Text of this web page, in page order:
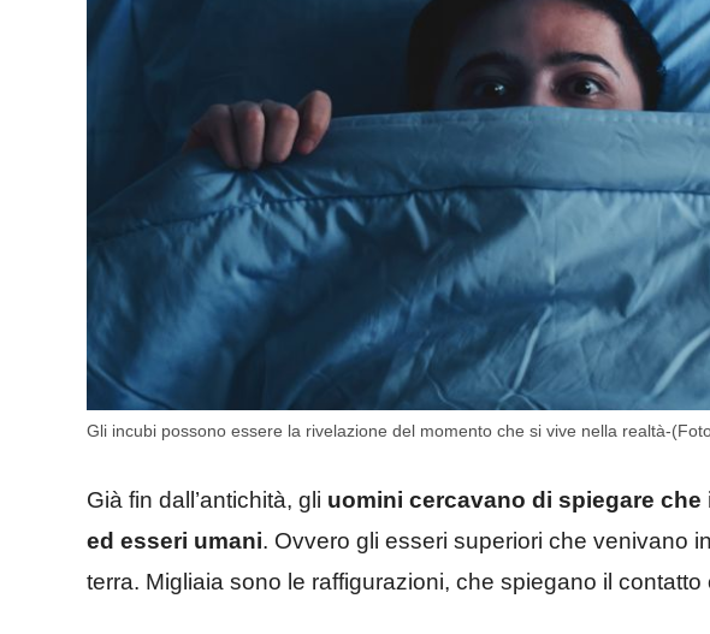
Gli incubi possono essere la rivelazione del momento che si vive nella realtà-
Già fin dall’antichità, gli uomini cercavano di spiegare
ed esseri umani. Ovvero gli esseri superiori che venivano
terra. Migliaia sono le raffigurazioni, che spiegano il